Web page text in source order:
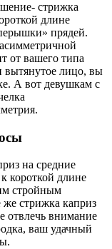
стрижка
длине
прядей.
от вашего типа
вытянутое лицо, вы
А вот девушкам с
на средние
короткой длине
стройным
же стрижка каприз
отвлечь внимание
ваш удачный